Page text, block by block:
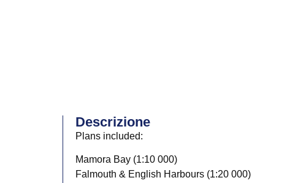
Descrizione
Plans included:
Mamora Bay (1:10 000)
Falmouth & English Harbours (1:20 000)